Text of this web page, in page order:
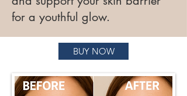
for a youthful glow.
BUY NOW